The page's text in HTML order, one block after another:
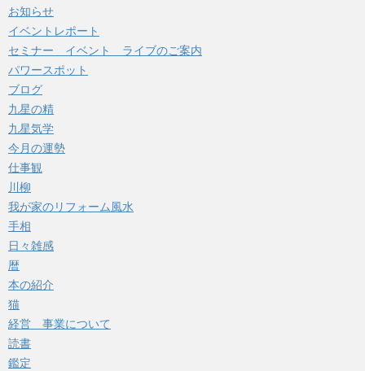
お知らせ
イベントレポート
セミナー イベント ライブのご案内
パワースポット
ブログ
九星の精
九星気学
今月の運勢
仕事観
川柳
我が家のリフォーム風水
手相
日々雑感
暦
本の紹介
猫
経営 事業について
読書
鑑定